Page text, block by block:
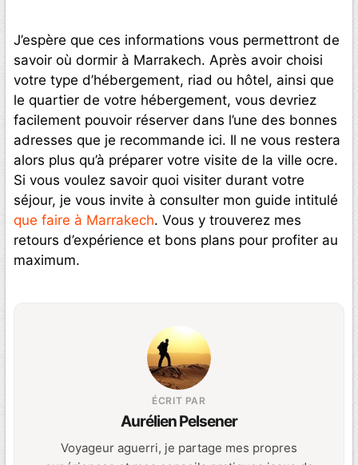
J’espère que ces informations vous permettront de
savoir où dormir à Marrakech. Après avoir choisi
votre type d’hébergement, riad ou hôtel, ainsi que
le quartier de votre hébergement, vous devriez
facilement pouvoir réserver dans l’une des bonnes
adresses que je recommande ici. Il ne vous restera
alors plus qu’à préparer votre visite de la ville ocre.
Si vous voulez savoir quoi visiter durant votre
séjour, je vous invite à consulter mon guide intitulé
que faire à Marrakech. Vous y trouverez mes
retours d’expérience et bons plans pour profiter au
maximum.
ÉCRIT PAR
Aurélien Pelsener
Voyageur aguerri, je partage mes propres